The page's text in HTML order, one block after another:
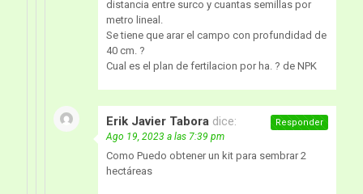
distancia entre surco y cuantas semillas por
metro lineal.
Se tiene que arar el campo con profundidad de
40 cm. ?
Cual es el plan de fertilacion por ha. ? de NPK
Erik Javier Tabora dice:
Ago 19, 2023 a las 7:39 pm
Como Puedo obtener un kit para sembrar 2
hectáreas
Responder